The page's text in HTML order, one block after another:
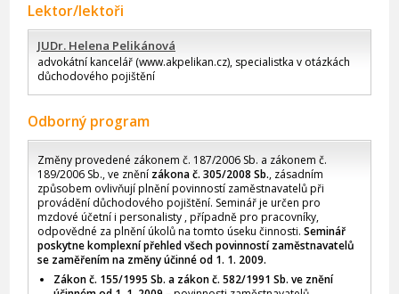
Lektor/lektoři
JUDr. Helena Pelikánová
advokátní kancelář (www.akpelikan.cz), specialistka v otázkách
důchodového pojištění
Odborný program
Změny provedené zákonem č. 187/2006 Sb. a zákonem č.
189/2006 Sb., ve znění zákona č. 305/2008 Sb., zásadním
způsobem ovlivňují plnění povinností zaměstnavatelů při
provádění důchodového pojištění. Seminář je určen pro
mzdové účetní i personalisty , případně pro pracovníky,
odpovědné za plnění úkolů na tomto úseku činnosti. Seminář
poskytne komplexní přehled všech povinností zaměstnavatelů
se zaměřením na změny účinné od 1. 1. 2009.
Zákon č. 155/1995 Sb. a zákon č. 582/1991 Sb. ve znění